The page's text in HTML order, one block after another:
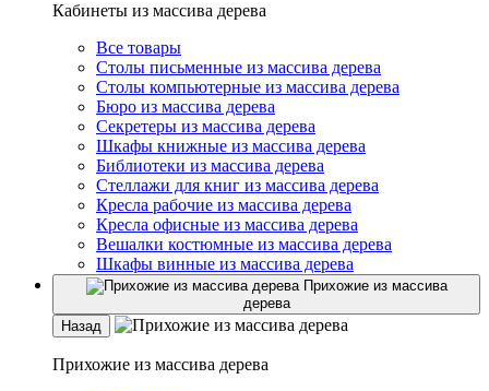
Кабинеты из массива дерева
Все товары
Столы письменные из массива дерева
Столы компьютерные из массива дерева
Бюро из массива дерева
Секретеры из массива дерева
Шкафы книжные из массива дерева
Библиотеки из массива дерева
Стеллажи для книг из массива дерева
Кресла рабочие из массива дерева
Кресла офисные из массива дерева
Вешалки костюмные из массива дерева
Шкафы винные из массива дерева
Прихожие из массива
дерева
Назад
Прихожие из массива дерева